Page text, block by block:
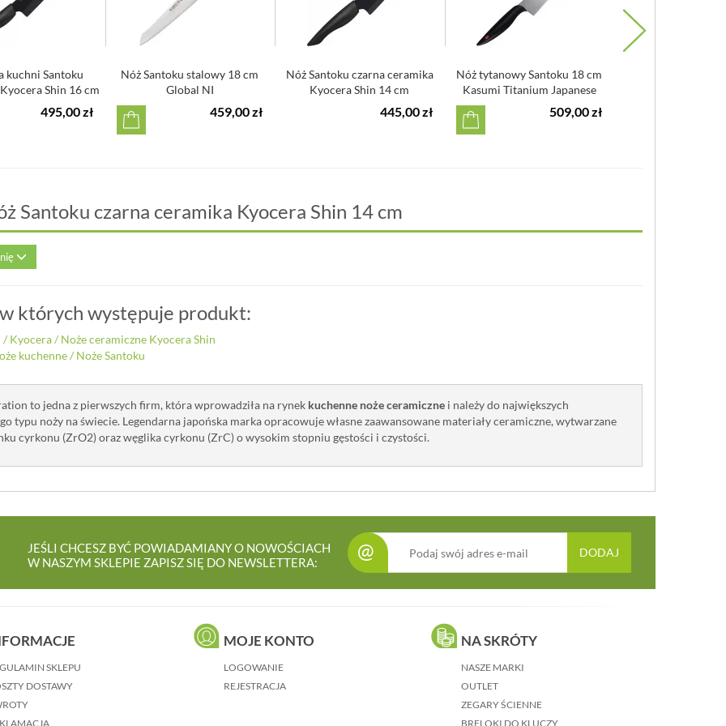
kuchni Santoku
Shin 16 cm
495,00 zł
Nóż Santoku stalowy 18 cm
Global NI
459,00 zł
Nóż Santoku czarna ceramika
Kyocera Shin 14 cm
445,00 zł
Nóż tytanowy Santoku 18 cm
Kasumi Titanium Japanese
509,00 zł
Santoku czarna ceramika Kyocera Shin 14 cm
których występuje produkt:
/ Kyocera/ Noże ceramiczne Kyocera Shin
kuchenne/ Noże Santoku
to jedna z pierwszych firm, która wprowadziła na rynek kuchenne noże ceramiczne i należy do największych
typu noży na świecie. Legendarna japońska marka opracowuje własne zaawansowane materiały ceramiczne, wytwarzane
cyrkonu (ZrO2) oraz węglika cyrkonu (ZrC) o wysokim stopniu gęstości i czystości.
JEŚLI CHCESZ BYĆ POWIADAMIANY O NOWOŚCIACH
W NASZYM SKLEPIE ZAPISZ SIĘ DO NEWSLETTERA:
@ DODAJ
SKLEPU
DOSTAWY
MOJE KONTO
LOGOWANIE
REJESTRACJA
NA SKRÓTY
NASZE MARKI
OUTLET
ZEGARY ŚCIENNE
BRELOKI DO KLUCZY